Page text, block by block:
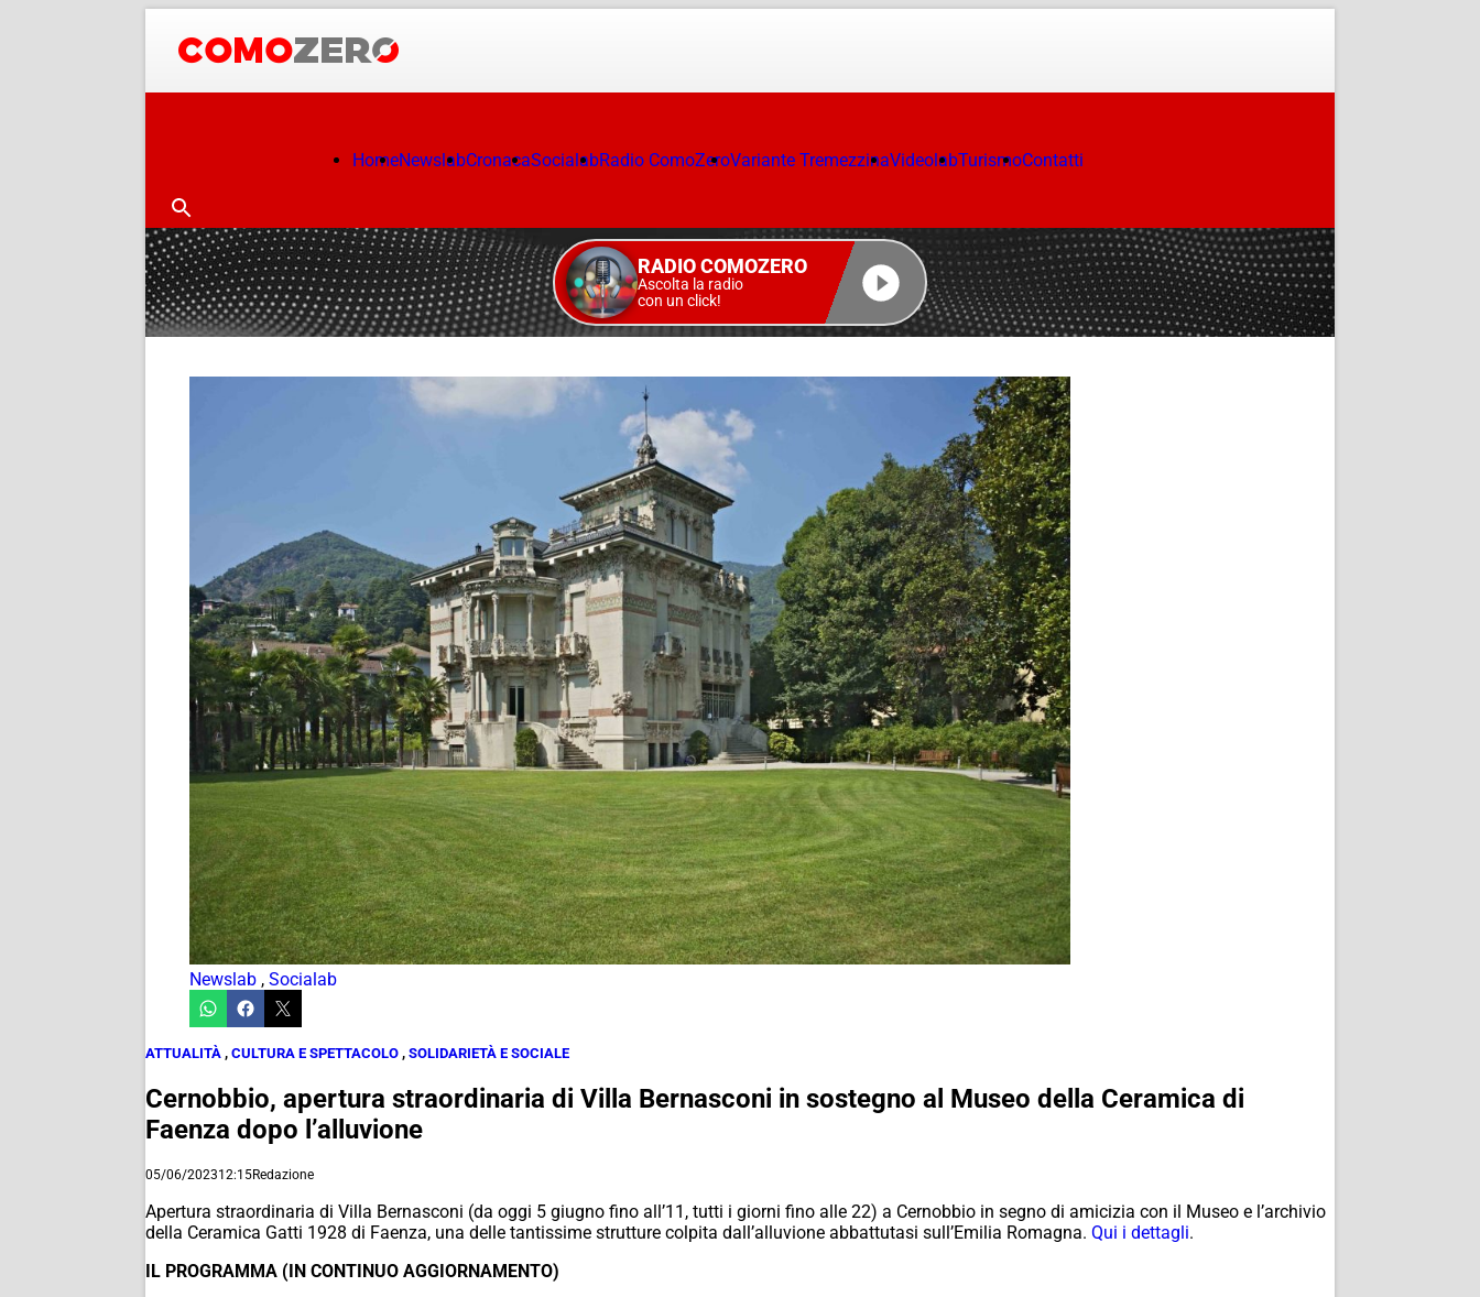
HomeNewslabCronacaSocialabRadio ComoZeroVariante TremezzinaVideolabTurismoContatti
RADIO COMOZERO
Ascolta la radio
con un click!
Newslab , Socialab
ATTUALITÀ , CULTURA E SPETTACOLO , SOLIDARIETÀ E SOCIALE
Cernobbio, apertura straordinaria di Villa Bernasconi in sostegno al Museo della Ceramica di
Faenza dopo l’alluvione
05/06/202312:15Redazione
Apertura straordinaria di Villa Bernasconi (da oggi 5 giugno fino all’11, tutti i giorni fino alle 22) a Cernobbio in segno di amicizia con il Museo e l’archivio
della Ceramica Gatti 1928 di Faenza, una delle tantissime strutture colpita dall’alluvione abbattutasi sull’Emilia Romagna. Qui i dettagli.
IL PROGRAMMA (IN CONTINUO AGGIORNAMENTO)